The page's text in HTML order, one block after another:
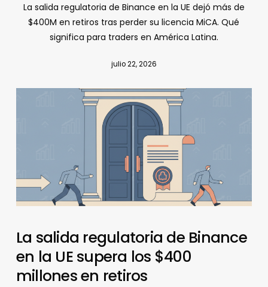
La salida regulatoria de Binance en la UE dejó más de
$400M en retiros tras perder su licencia MiCA. Qué
significa para traders en América Latina.
julio 22, 2026
La salida regulatoria de Binance
en la UE supera los $400
millones en retiros